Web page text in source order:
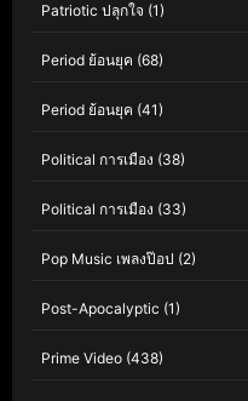
Patriotic ปลุกใจ (1)
Period ย้อนยุค (68)
Period ย้อนยุค (41)
Political การเมือง (38)
Political การเมือง (33)
Pop Music เพลงป๊อป (2)
Post-Apocalyptic (1)
Prime Video (438)